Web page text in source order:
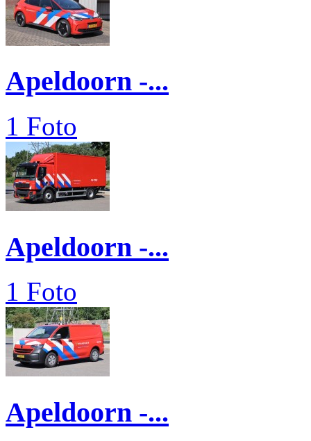
Apeldoorn -...
1 Foto
Apeldoorn -...
1 Foto
Apeldoorn -...